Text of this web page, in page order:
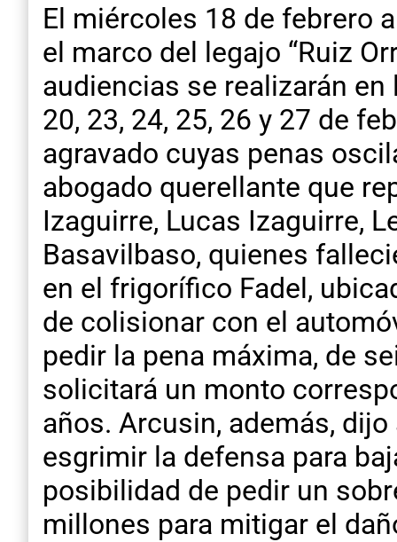
El miércoles 18 de febrero
el marco del legajo “Ruiz
audiencias se realizarán
20, 23, 24, 25, 26 y 27 de
agravado cuyas penas
abogado querellante que
Izaguirre, Lucas Izaguirre,
Basavilbaso, quienes
en el frigorífico Fadel,
de colisionar con el
pedir la pena máxima, de
solicitará un monto
años. Arcusin, además,
esgrimir la defensa para
posibilidad de pedir un
millones para mitigar el